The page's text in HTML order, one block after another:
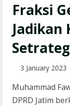
Fraksi
3 January 2023
Muhammad
DPRD Jatim